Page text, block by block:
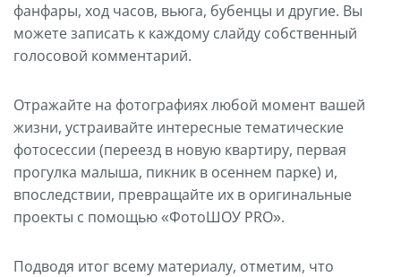
фанфары, ход часов, вьюга, бубенцы и другие. Вы
можете записать к каждому слайду собственный
голосовой комментарий.
Отражайте на фотографиях любой момент вашей
жизни, устраивайте интересные тематические
фотосессии (переезд в новую квартиру, первая
прогулка малыша, пикник в осеннем парке) и,
впоследствии, превращайте их в оригинальные
проекты с помощью «ФотоШОУ PRO».
Подводя итог всему материалу, отметим, что